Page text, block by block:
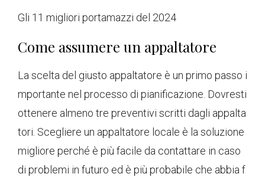
Gli 11 migliori portamazzi del 2024
Come assumere un appaltatore
La scelta del giusto appaltatore è un primo passo i
mportante nel processo di pianificazione. Dovresti
ottenere almeno tre preventivi scritti dagli appalta
tori. Scegliere un appaltatore locale è la soluzione
migliore perché è più facile da contattare in caso
di problemi in futuro ed è più probabile che abbia f